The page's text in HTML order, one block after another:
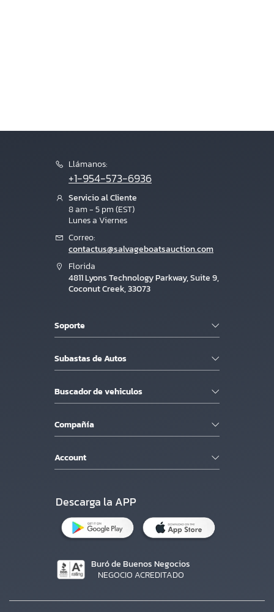
Llámanos:
+1-954-573-6936
Servicio al Cliente
8 am - 5 pm (EST)
Lunes a Viernes
Correo:
contactus@salvageboatsauction.com
Florida
4811 Lyons Technology Parkway, Suite 9,
Coconut Creek, 33073
Soporte
Subastas de Autos
Buscador de vehiculos
Compañía
Account
Descarga la APP
Buró de Buenos Negocios
NEGOCIO ACREDITADO